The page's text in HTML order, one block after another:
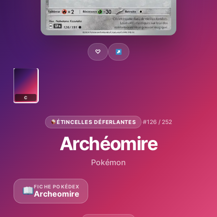
♡
C
ÉTINCELLES DÉFERLANTES ·#126 / 252
Archéomire
Pokémon
FICHE POKÉDEX
Archeomire